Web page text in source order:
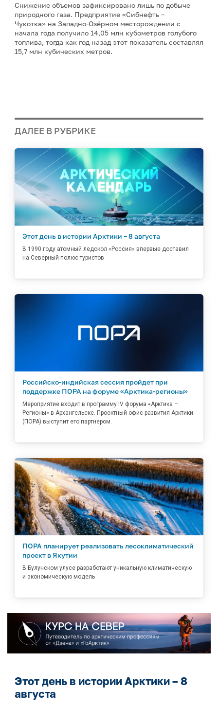
Снижение объемов зафиксировано лишь по добыче
природного газа. Предприятие «Сибнефть –
Чукотка» на Западно‐Озёрном месторождении с
начала года получило 14,05 млн кубометров голубого
топлива, тогда как год назад этот показатель составлял
15,7 млн кубических метров.
ДАЛЕЕ В РУБРИКЕ
Этот день в истории Арктики – 8 августа
В 1990 году атомный ледокол «Россия» впервые доставил
на Северный полюс туристов
Российско-индийская сессия пройдет при
поддержке ПОРА на форуме «Арктика-регионы»
Мероприятие входит в программу IV форума «Арктика –
Регионы» в Архангельске. Проектный офис развития Арктики
(ПОРА) выступит его партнером.
ПОРА планирует реализовать лесоклиматический
проект в Якутии
В Булунском улусе разработают уникальную климатическую
и экономическую модель
Этот день в истории Арктики – 8
августа